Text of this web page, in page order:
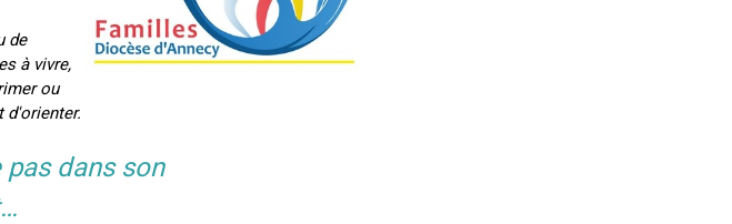
de
à vivre,
ou
d'orienter.
pas dans son